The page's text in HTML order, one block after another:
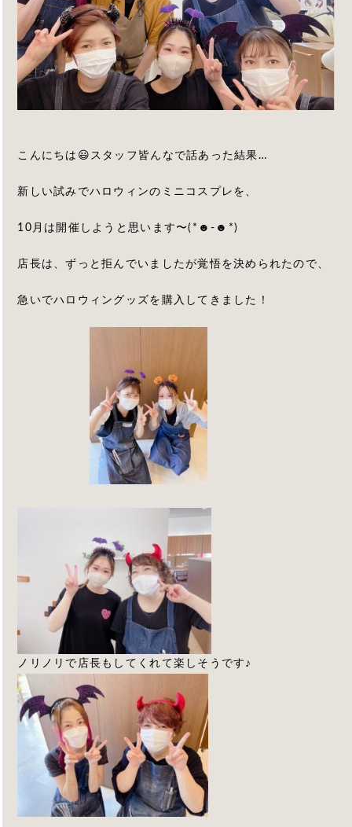
こんにちは😃スタッフ皆んなで話あった結果…
新しい試みでハロウィンのミニコスプレを、
10月は開催しようと思います〜(*☻-☻*)
店長は、ずっと拒んでいましたが覚悟を決められたので、
急いでハロウィングッズを購入してきました！
ノリノリで店長もしてくれて楽しそうです♪